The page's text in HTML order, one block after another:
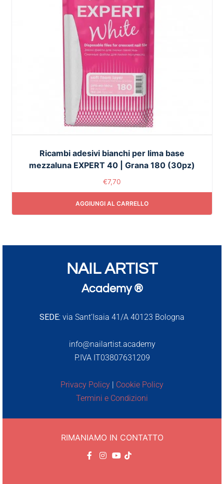
Ricambi adesivi bianchi per lima base
mezzaluna EXPERT 40 | Grana 180 (30pz)
€7,70
AGGIUNGI AL CARRELLO
NAIL ARTIST
Academy ®
SEDE: via Sant’Isaia 41/A 40123 Bologna
info@nailartist.academy
P.IVA IT03807631209
Privacy Policy | Cookie Policy
Termini e Condizioni
RIMANIAMO IN CONTATTO